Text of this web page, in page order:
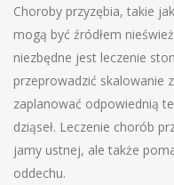
Choroby przyzębia, takie
mogą być źródłem
niezbędne jest leczenie
przeprowadzić skalowanie
zaplanować odpowiednią
dziąseł. Leczenie chorób
jamy ustnej, ale także
oddechu.